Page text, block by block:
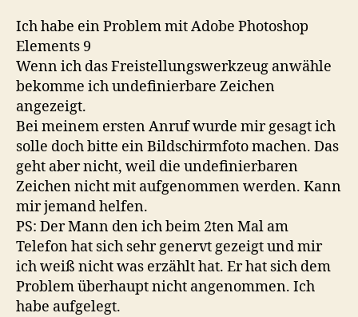
Ich habe ein Problem mit Adobe Photoshop
Elements 9
Wenn ich das Freistellungswerkzeug anwähle
bekomme ich undefinierbare Zeichen
angezeigt.
Bei meinem ersten Anruf wurde mir gesagt ich
solle doch bitte ein Bildschirmfoto machen. Das
geht aber nicht, weil die undefinierbaren
Zeichen nicht mit aufgenommen werden. Kann
mir jemand helfen.
PS: Der Mann den ich beim 2ten Mal am
Telefon hat sich sehr genervt gezeigt und mir
ich weiß nicht was erzählt hat. Er hat sich dem
Problem überhaupt nicht angenommen. Ich
habe aufgelegt.